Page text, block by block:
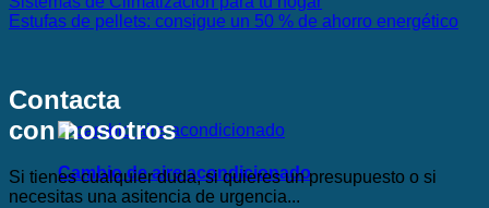
Cambio de aire acondicionado
Estufas de pellets: consigue un 50 % de ahorro energético
Contacta
con nosotros
Si tienes cualquier duda, si quieres un presupuesto o si
necesitas una asitencia de urgencia...